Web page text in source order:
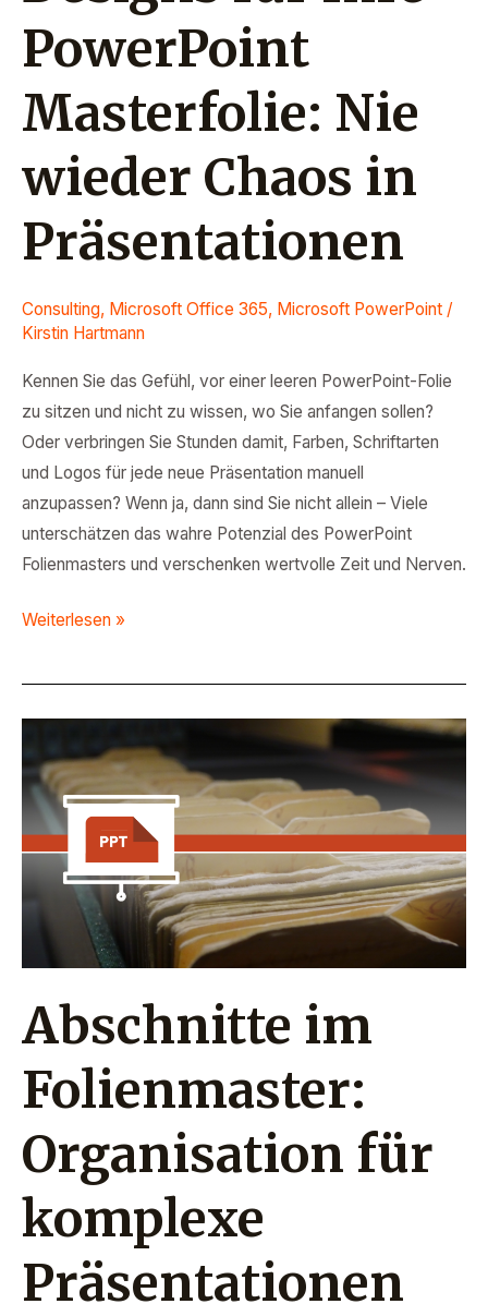
PowerPoint
Masterfolie: Nie
wieder Chaos in
Präsentationen
Consulting, Microsoft Office 365, Microsoft PowerPoint /
Kirstin Hartmann
Kennen Sie das Gefühl, vor einer leeren PowerPoint-Folie
zu sitzen und nicht zu wissen, wo Sie anfangen sollen?
Oder verbringen Sie Stunden damit, Farben, Schriftarten
und Logos für jede neue Präsentation manuell
anzupassen? Wenn ja, dann sind Sie nicht allein – Viele
unterschätzen das wahre Potenzial des PowerPoint
Folienmasters und verschenken wertvolle Zeit und Nerven.
Weiterlesen »
Abschnitte im
Folienmaster:
Organisation für
komplexe
Präsentationen
im
Folienmaster:
Organisation
für
komplexe
Präsentationen